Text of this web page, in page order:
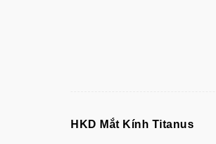
HKD Mắt Kính Titanus